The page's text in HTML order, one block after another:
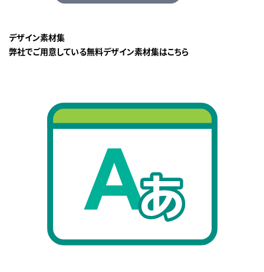
デザイン素材集
弊社でご用意している無料デザイン素材集はこちら